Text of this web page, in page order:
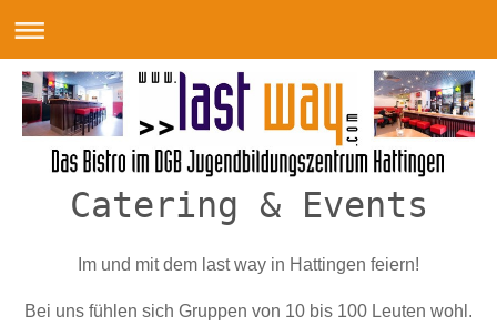
Catering & Events
Im und mit dem last way in Hattingen feiern!
Bei uns fühlen sich Gruppen von 10 bis 100 Leuten wohl.